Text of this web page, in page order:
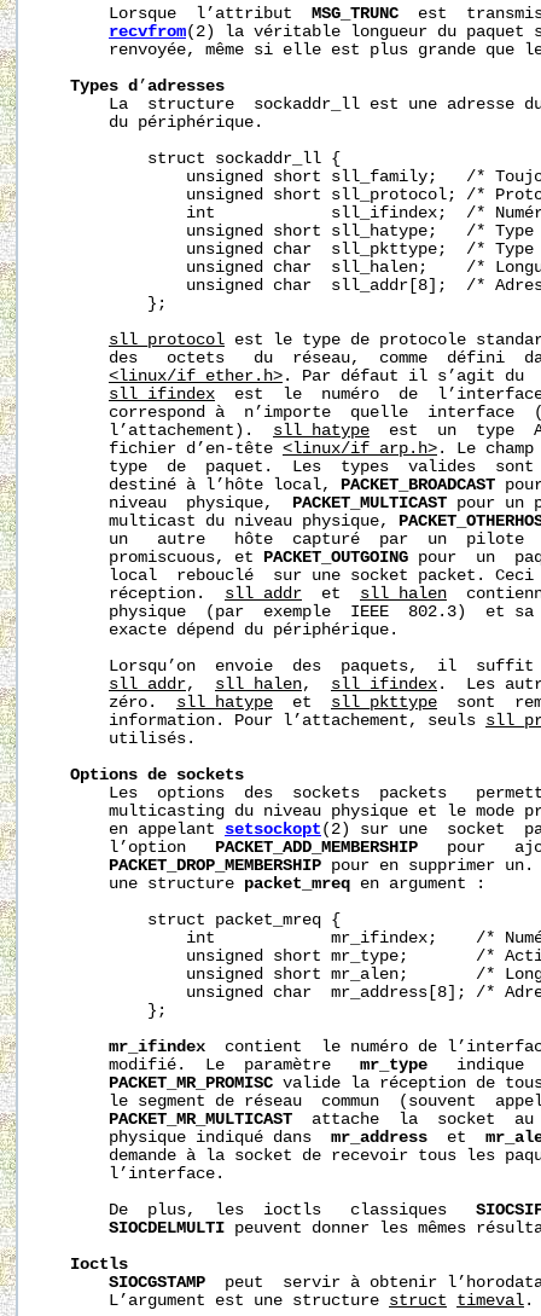
       Lorsque  l’attribut
MSG_TRUNC
est
recvfrom(2) la véritable longueur du paquet
renvoyée, même si elle est plus grande que
Types d’ adresses
La  structure  sockaddr_ll est une adresse
       du périphérique.
           struct sockaddr_ll {
unsigned short sll_family;   /*
unsigned short sll_protocol; /*
int            sll_ifindex;  /*
unsigned short sll_hatype;   /* Type
unsigned char  sll_pkttype;  /* Type
unsigned char  sll_halen;    /*
unsigned char  sll_addr[8];  /*
           };
sll_protocol est le type de protocole
des   octets   du  réseau,  comme  défini
<linux/if_ether.h> . Par défaut il s’agit du
sll_ifindex
est  le  numéro  de
correspond à  n’importe  quelle  interface
       l’attachement).
sll_hatype
est  un  type
       fichier d’en-tête
<linux/if_arp.h> . Le
type  de  paquet.  Les  types  valides
       destiné à l’hôte local,
PACKET_BROADCAST
       niveau  physique,
PACKET_MULTICAST pour un
       multicast du niveau physique,
un   autre   hôte  capturé  par  un  pilote
       promiscuous, et
PACKET_OUTGOING pour  un
local  rebouclé  sur une socket packet.
       réception.
sll_addr
  et
sll_halen
physique  (par  exemple  IEEE  802.3)  et
       exacte dépend du périphérique.
Lorsqu’on  envoie  des  paquets,  il
sll_addr, sll_halen, sll_ifindex .  Les
       zéro.
sll_hatype
  et
sll_pkttype
sont
       information. Pour l’attachement, seuls
       utilisés.
Options de sockets
Les  options  des  sockets  packets
multicasting du niveau physique et le mode
       en appelant
setsockopt (2) sur une  socket
       l’option
PACKET_ADD_MEMBERSHIP
pour
PACKET_DROP_MEMBERSHIP pour en supprimer
       une structure
packet_mreq en argument :
           struct packet_mreq {
int            mr_ifindex;    /*
unsigned short mr_type;       /*
unsigned short mr_alen;       /*
unsigned char  mr_address[8]; /*
           };
mr_ifindex
contient  le numéro de
       modifié.  Le  paramètre
mr_type
indique
PACKET_MR_PROMISC valide la réception de
le segment de réseau  commun  (souvent
PACKET_MR_MULTICAST
attache  la  socket
       physique indiqué dans
mr_address
  et
demande à la socket de recevoir tous les
       l’interface.
       De  plus,  les  ioctls   classiques
SIOCDELMULTI peuvent donner les mêmes
Ioctls
SIOCGSTAMP
peut  servir à obtenir
       L’argument est une structure
struct timeval .